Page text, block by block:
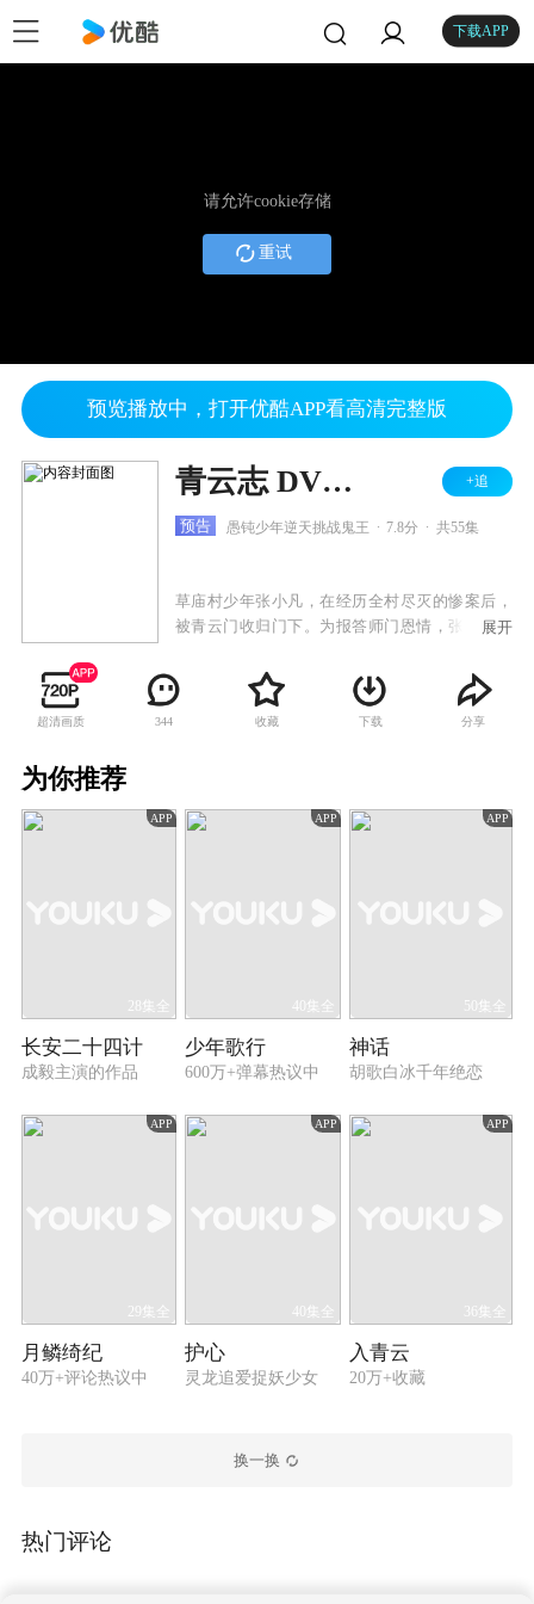
下载APP
请允许cookie存储
重试
预览播放中，打开优酷APP看高清完整版
青云志 DVD版 +追
预告 愚钝少年逆天挑战鬼王 7.8分 共55集
草庙村少年张小凡，在经历全村尽灭的惨案后，
被青云门收归门下。为报答师门恩情，张小凡勤
孤独境遇中的他，幸有鬼王之女碧瑶和好友林惊
羽从旁安慰陪伴，度过了人生最彷徨的阶段，于
是三人一同修行，一同成长。在经历过一次次的
迎敌，就在命悬一刻之际，碧瑶舍身为他挡下致
展开
超清画质 344 收藏 下载 分享
为你推荐
APP
28集全
长安二十四计
成毅主演的作品
APP
40集全
少年歌行
600万+弹幕热议中
APP
50集全
神话
胡歌白冰千年绝恋
APP
29集全
月鳞绮纪
40万+评论热议中
APP
40集全
护心
灵龙追爱捉妖少女
APP
36集全
入青云
20万+收藏
换一换
热门评论